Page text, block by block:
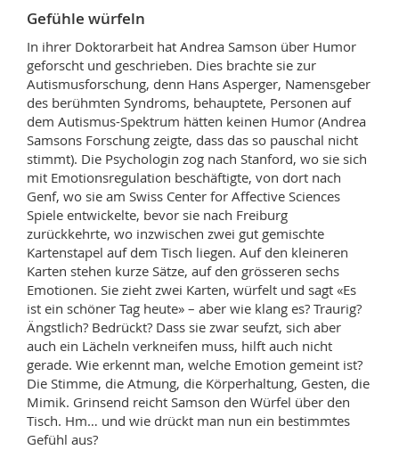
Gefühle würfeln
In ihrer Doktorarbeit hat Andrea Samson über Humor
geforscht und geschrieben. Dies brachte sie zur
Autismusforschung, denn Hans Asperger, Namensgeber
des berühmten Syndroms, behauptete, Personen auf
dem Autismus-Spektrum hätten keinen Humor (Andrea
Samsons Forschung zeigte, dass das so pauschal nicht
stimmt). Die Psychologin zog nach Stanford, wo sie sich
mit Emotionsregulation beschäftigte, von dort nach
Genf, wo sie am Swiss Center for Affective Sciences
Spiele entwickelte, bevor sie nach Freiburg
zurückkehrte, wo inzwischen zwei gut gemischte
Kartenstapel auf dem Tisch liegen. Auf den kleineren
Karten stehen kurze Sätze, auf den grösseren sechs
Emotionen. Sie zieht zwei Karten, würfelt und sagt «Es
ist ein schöner Tag heute» – aber wie klang es? Traurig?
Ängstlich? Bedrückt? Dass sie zwar seufzt, sich aber
auch ein Lächeln verkneifen muss, hilft auch nicht
gerade. Wie erkennt man, welche Emotion gemeint ist?
Die Stimme, die Atmung, die Körperhaltung, Gesten, die
Mimik. Grinsend reicht Samson den Würfel über den
Tisch. Hm… und wie drückt man nun ein bestimmtes
Gefühl aus?